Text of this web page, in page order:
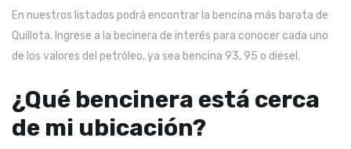
En nuestros listados podrá encontrar la bencina más barata de
Quillota. Ingrese a la becinera de interés para conocer cada uno
de los valores del petróleo, ya sea bencina 93, 95 o diesel.
¿Qué bencinera está cerca
de mi ubicación?